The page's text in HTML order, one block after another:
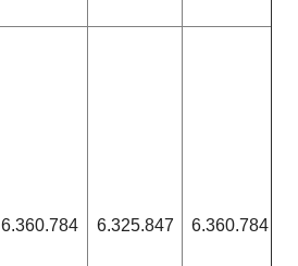
6.360.784 6.325.847 6.360.784